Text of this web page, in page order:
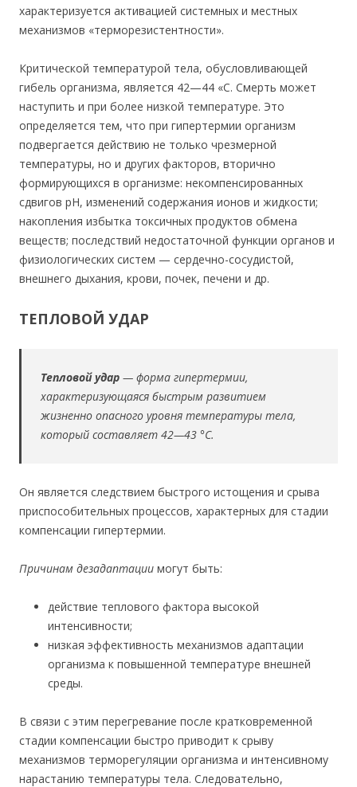
характеризуется активацией системных и местных
механизмов «терморезистентности».
Критической температурой тела, обусловливающей
гибель организма, является 42—44 «С. Смерть может
наступить и при более низкой температуре. Это
определяется тем, что при гипертермии организм
подвергается действию не только чрезмерной
температуры, но и других факторов, вторично
формирующихся в организме: некомпенсированных
сдвигов pH, изменений содержания ионов и жидкости;
накопления избытка токсичных продуктов обмена
веществ; последствий недостаточной функции органов и
физиологических систем — сердечно-сосудистой,
внешнего дыхания, крови, почек, печени и др.
ТЕПЛОВОЙ УДАР
Тепловой удар — форма гипертермии,
характеризующаяся быстрым развитием
жизненно опасного уровня температуры тела,
который составляет 42—43 °С.
Он является следствием быстрого истощения и срыва
приспособительных процессов, характерных для стадии
компенсации гипертермии.
Причинам дезадаптации могут быть:
действие теплового фактора высокой
интенсивности;
низкая эффективность механизмов адаптации
организма к повышенной температуре внешней
среды.
В связи с этим перегревание после кратковременной
стадии компенсации быстро приводит к срыву
механизмов терморегуляции организма и интенсивному
нарастанию температуры тела. Следовательно,